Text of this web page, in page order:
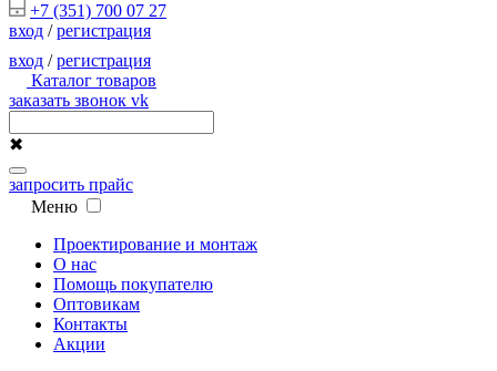
+7 (351) 700 07 27
вход /регистрация
вход /регистрация
Каталог товаров
заказать звонок vk
✖
запросить прайс
Меню
Проектирование и монтаж
О нас
Помощь покупателю
Оптовикам
Контакты
Акции